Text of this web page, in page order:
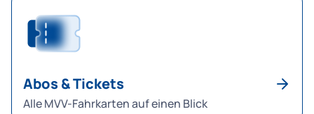
Abos & Tickets
Alle MVV-Fahrkarten auf einen Blick